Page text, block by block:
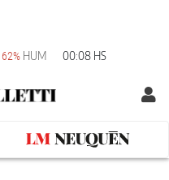
62% HUM 00:08 HS